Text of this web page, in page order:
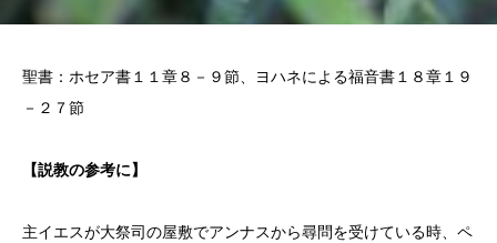
聖書：ホセア書１１章８－９節、ヨハネによる福音書１８章１９
－２７節
【説教の参考に】
主イエスが大祭司の屋敷でアンナスから尋問を受けている時、ペ